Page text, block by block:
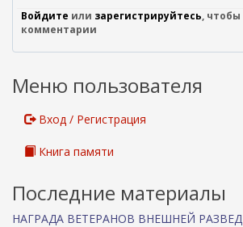
Войдите или зарегистрируйтесь,
комментарии
Меню пользователя
Вход / Регистрация
Книга памяти
Последние материалы
НАГРАДА ВЕТЕРАНОВ ВНЕШНЕЙ